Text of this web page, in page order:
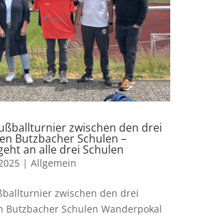
zwischen den drei
Butzbacher Schulen –
an alle drei Schulen
| Allgemein
zwischen den drei
Schulen Wanderpokal